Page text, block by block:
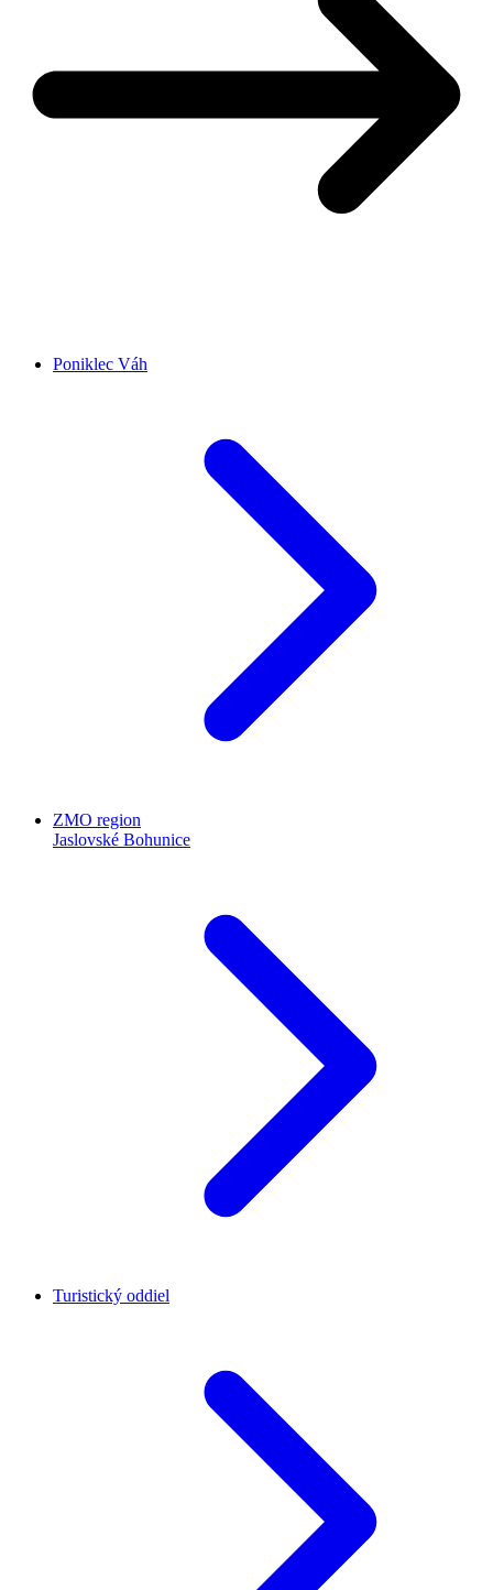
Poniklec Váh
ZMO region
Jaslovské Bohunice
Turistický oddiel